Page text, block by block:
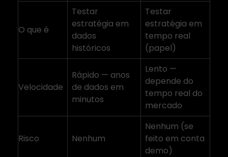
O que é
Testar
estratégia em
dados
históricos
Testar
estratégia em
tempo real
(papel)
Velocidade
Rápido — anos
de dados em
minutos
Lento —
depende do
tempo real do
mercado
Risco Nenhum
Nenhum (se
feito em conta
demo)